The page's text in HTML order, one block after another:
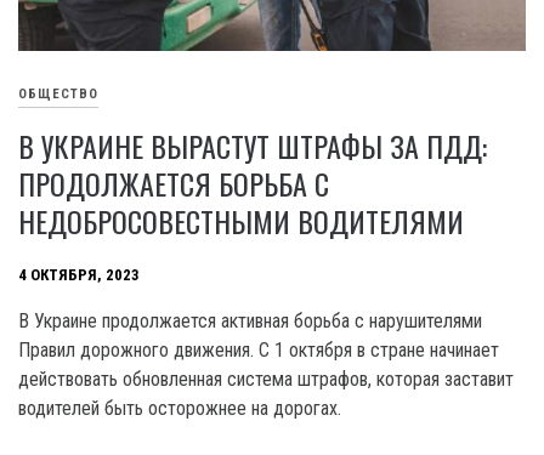
ОБЩЕСТВО
В УКРАИНЕ ВЫРАСТУТ ШТРАФЫ ЗА ПДД:
ПРОДОЛЖАЕТСЯ БОРЬБА С
НЕДОБРОСОВЕСТНЫМИ ВОДИТЕЛЯМИ
4 ОКТЯБРЯ, 2023
В Украине продолжается активная борьба с нарушителями
Правил дорожного движения. C 1 октября в стране начинает
действовать обновленная система штрафов, которая заставит
водителей быть осторожнее на дорогах.